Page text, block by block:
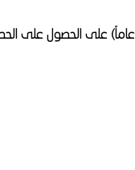
ويعتمد النظام الغذائي الجديد لكيم